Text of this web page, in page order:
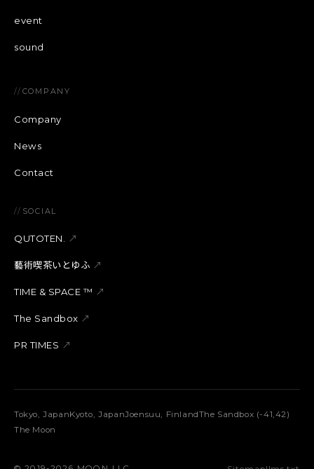
event
sound
// COMPANY
Company
News
Contact
// SOCIAL
QUTOTEN. ↗
藝術喫茶いとゆふ ↗
TIME & SPACE ™︎ ↗
The Sandbox ↗
PR TIMES ↗
Tokyo, JapanKyoto, JapanJoensuu, FinlandThe Sandbox (-41,42)
The Moon